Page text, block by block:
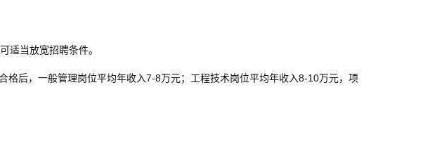
适当放宽招聘条件。
后，一般管理岗位平均年收入7-8万元；工程技术岗位平均年收入8-10万元，项